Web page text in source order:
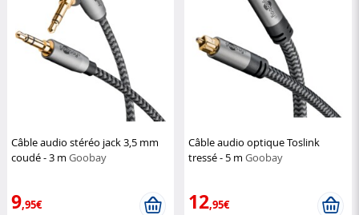
Câble audio stéréo jack 3,5 mm
coudé - 3 m Goobay
9,95€
Câble audio optique Toslink
tressé - 5 mGoobay
12,95€